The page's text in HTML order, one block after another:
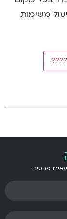
משימות
פרטים